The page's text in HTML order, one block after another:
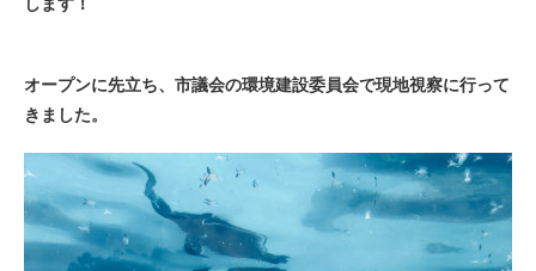
オープンに先立ち、市議会の環境建設委員会で現地視察に行って
きました。